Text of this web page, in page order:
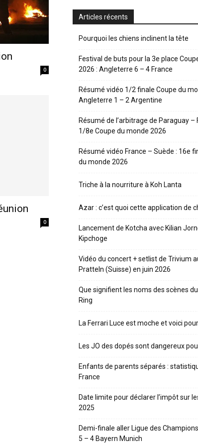
0
0
Articles récents
Pourquoi les chiens inclinent la tête
Festival de buts pour la 3e place
2026 : Angleterre 6 – 4 France
Résumé vidéo 1/2 finale Coupe du
Angleterre 1 – 2 Argentine
Résumé de l’arbitrage de Paraguay –
1/8e Coupe du monde 2026
Résumé vidéo France – Suède : 16e
du monde 2026
Triche à la nourriture à Koh Lanta
Azar : c’est quoi cette application de
Lancement de Kotcha avec Kilian
Kipchoge
Vidéo du concert + setlist de Trivium
Pratteln (Suisse) en juin 2026
Que signifient les noms des scènes
Ring
La Ferrari Luce est moche et voici
Les JO des dopés sont dangereux
Enfants de parents séparés :
France
Date limite pour déclarer l’impôt sur
2025
Demi-finale aller Ligue des
5 – 4 Bayern Munich